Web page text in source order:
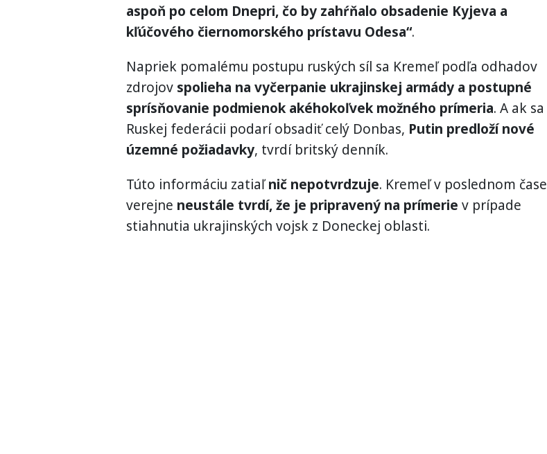
aspoň po celom Dnepri, čo by zahŕňalo obsadenie Kyjeva a
kľúčového čiernomorského prístavu Odesa“.
Napriek pomalému postupu ruských síl sa Kremeľ podľa odhadov
zdrojov spolieha na vyčerpanie ukrajinskej armády a postupné
sprísňovanie podmienok akéhokoľvek možného prímeria. A ak sa
Ruskej federácii podarí obsadiť celý Donbas, Putin predloží nové
územné požiadavky, tvrdí britský denník.
Túto informáciu zatiaľnič nepotvrdzuje. Kremeľ v poslednom čase
verejne neustále tvrdí, že je pripravený na prímerie v prípade
stiahnutia ukrajinských vojsk z Doneckej oblasti.